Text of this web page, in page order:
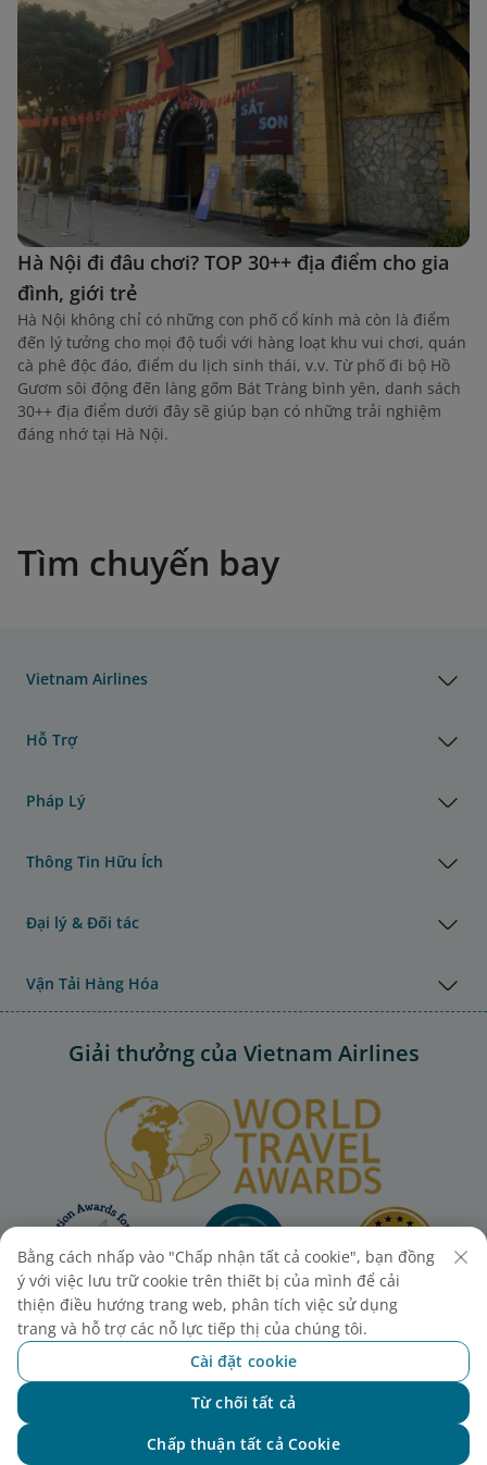
Hà Nội đi đâu chơi? TOP 30++ địa điểm cho gia
đình, giới trẻ
Hà Nội không chỉ có những con phố cổ kính mà còn là điểm
đến lý tưởng cho mọi độ tuổi với hàng loạt khu vui chơi, quán
cà phê độc đáo, điểm du lịch sinh thái, v.v. Từ phố đi bộ Hồ
Gươm sôi động đến làng gốm Bát Tràng bình yên, danh sách
30++ địa điểm dưới đây sẽ giúp bạn có những trải nghiệm
đáng nhớ tại Hà Nội.
Tìm chuyến bay
Vietnam Airlines
Hỗ Trợ
Pháp Lý
Thông Tin Hữu Ích
Đại lý & Đối tác
Vận Tải Hàng Hóa
Giải thưởng của Vietnam Airlines
Bằng cách nhấp vào "Chấp nhận tất cả cookie", bạn đồng
ý với việc lưu trữ cookie trên thiết bị của mình để cải
thiện điều hướng trang web, phân tích việc sử dụng
trang và hỗ trợ các nỗ lực tiếp thị của chúng tôi.
Cài đặt cookie
Từ chối tất cả
Chấp thuận tất cả Cookie